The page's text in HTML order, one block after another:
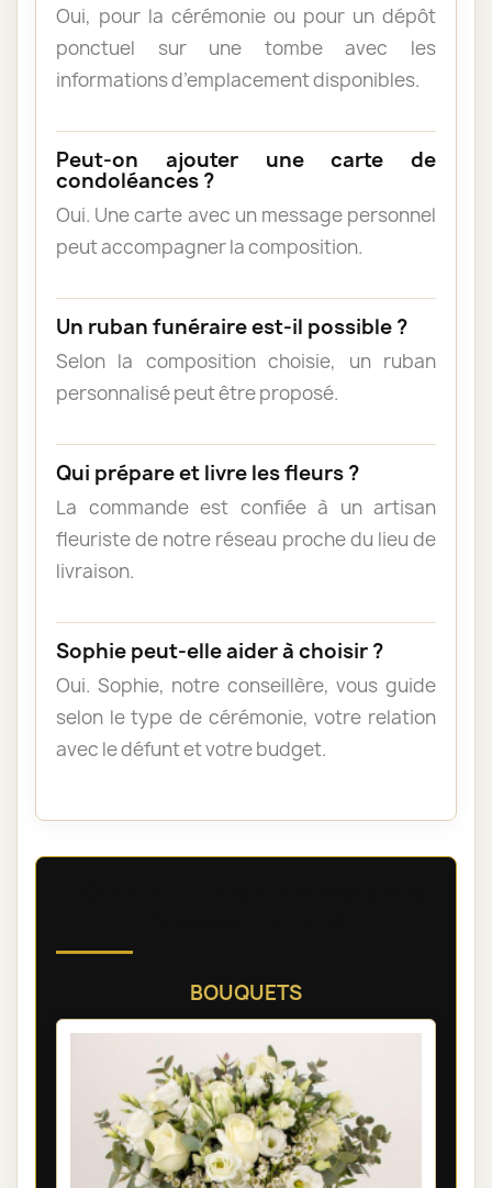
Oui, pour la cérémonie ou pour un dépôt
ponctuel sur une tombe avec les
informations d’emplacement disponibles.
Peut-on ajouter une carte de
condoléances ?
Oui. Une carte avec un message personnel
peut accompagner la composition.
Un ruban funéraire est-il possible ?
Selon la composition choisie, un ruban
personnalisé peut être proposé.
Qui prépare et livre les fleurs ?
La commande est confiée à un artisan
fleuriste de notre réseau proche du lieu de
livraison.
Sophie peut-elle aider à choisir ?
Oui. Sophie, notre conseillère, vous guide
selon le type de cérémonie, votre relation
avec le défunt et votre budget.
BOUQUETS